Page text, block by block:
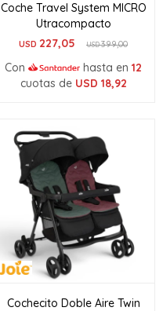
Coche Travel System MICRO
Utracompacto
USD 227,05 USD399,00
Con hasta en 12
cuotas de USD 18,92
Cochecito Doble Aire Twin